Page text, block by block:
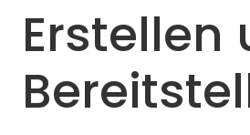
Erstellen